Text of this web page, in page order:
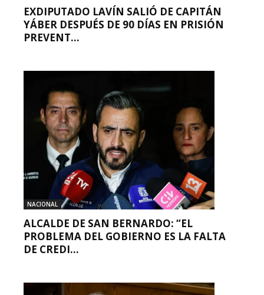
EXDIPUTADO LAVÍN SALIÓ DE CAPITÁN
YÁBER DESPUÉS DE 90 DÍAS EN PRISIÓN
PREVENT...
NACIONAL
ALCALDE DE SAN BERNARDO: “EL
PROBLEMA DEL GOBIERNO ES LA FALTA
DE CREDI...